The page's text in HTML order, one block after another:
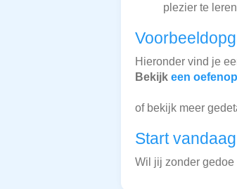
plezier te
Hieronder vind je
Bekijk een
of bekijk meer
Start
Wil jij zonder